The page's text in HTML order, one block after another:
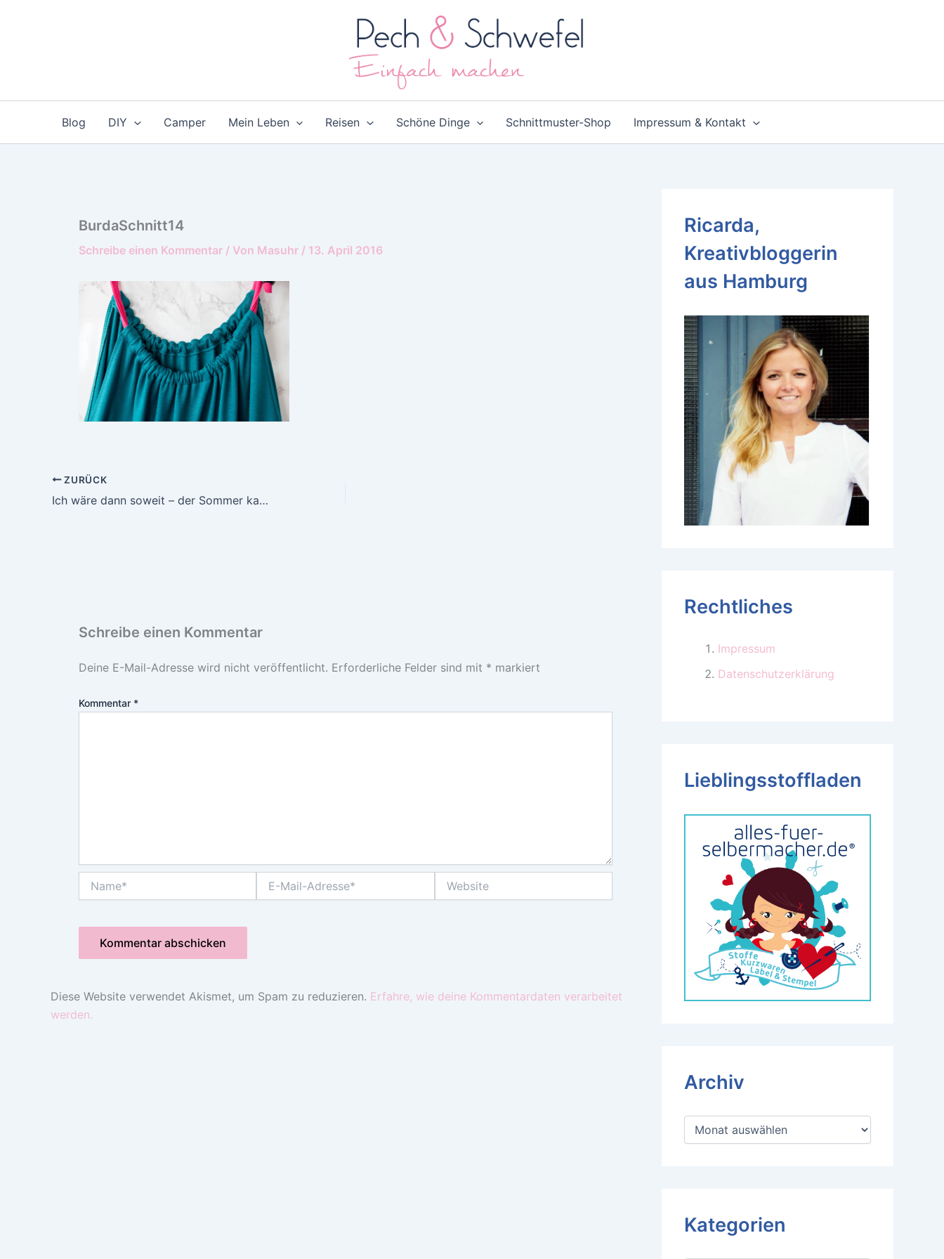
Blog DIY Camper Mein Leben Reisen Schöne Dinge Schnittmuster-Shop Impressum & Kontakt
BurdaSchnitt14
Schreibe einen Kommentar / Von Masuhr / 13. April 2016
ZURÜCK
Ich wäre dann soweit – der Sommer kann kommen
Schreibe einen Kommentar
Deine E-Mail-Adresse wird nicht veröffentlicht. Erforderliche Felder sind mit * markiert
Kommentar *
Mail-
Diese Website verwendet Akismet, um Spam zu reduzieren. Erfahre, wie deine Kommentardaten verarbeitet
werden.
Ricarda,
Kreativbloggerin
aus Hamburg
Rechtliches
Impressum
Datenschutzerklärung
Lieblingsstoffladen
Archiv
A
Kategorien